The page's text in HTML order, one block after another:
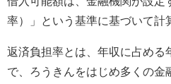
率）」という基準に基づいて計
返済負担率とは、年収に占める
で、ろうきんをはじめ多くの金